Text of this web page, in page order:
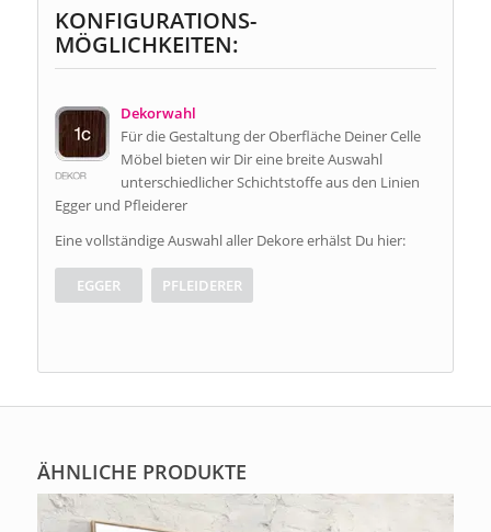
KONFIGURATIONS-
MÖGLICHKEITEN:
Dekorwahl
Für die Gestaltung der Oberfläche Deiner Celle
Möbel bieten wir Dir eine breite Auswahl
unterschiedlicher Schichtstoffe aus den Linien
Egger und Pfleiderer
Eine vollständige Auswahl aller Dekore erhälst Du hier:
EGGER PFLEIDERER
ÄHNLICHE PRODUKTE